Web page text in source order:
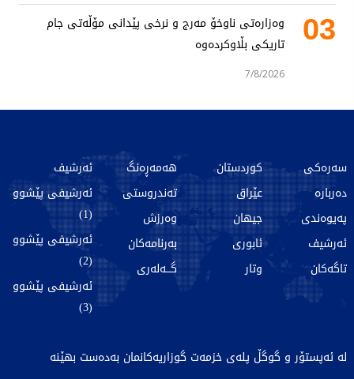
03
وەزارەتی ناوخۆ مەرج و نرخی پێدانی مۆڵەتی جام
تاریکی بڵاوکردەوە
7/8/2026
سەرەکی
دەربارە
پەیوەندی
ئەرشیف
تاگەکان
کوردستان
عێراق
جیهان
ئابوری
وتار
هەمەڕەنگ
تەندروستی
وەرزش
بەرنامەکان
گـــەلەری
ئەرشیف
ئەرشیفی پێشوو
(1)
ئەرشیفی پێشوو
(2)
ئەرشیفی پێشوو
(3)
لە ئەپستۆر و گوگڵ پلەی خزمەت گوزاریەکانمان بەدەست بهێنە